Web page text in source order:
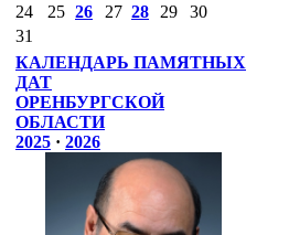
24
25 26 27 28 29
30
31
КАЛЕНДАРЬ ПАМЯТНЫХ
ДАТ
ОРЕНБУРГСКОЙ
ОБЛАСТИ
2025 · 2026